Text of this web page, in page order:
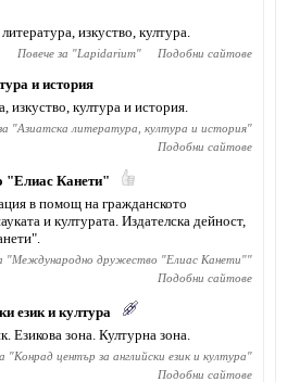
изкуство, култура.
Повече за "Lapidarium" Подобни сайтове
и история
изкуство, култура и история.
"Азиатска литература, култура и история"
Подобни сайтове
"Елиас Канети"
в помощ на гражданското
и културата. Издателска дейност,
"Международно дружество "Елиас Канети""
Подобни сайтове
език и култура
Езикова зона. Културна зона.
"Конрад център за английски език и култура"
Подобни сайтове